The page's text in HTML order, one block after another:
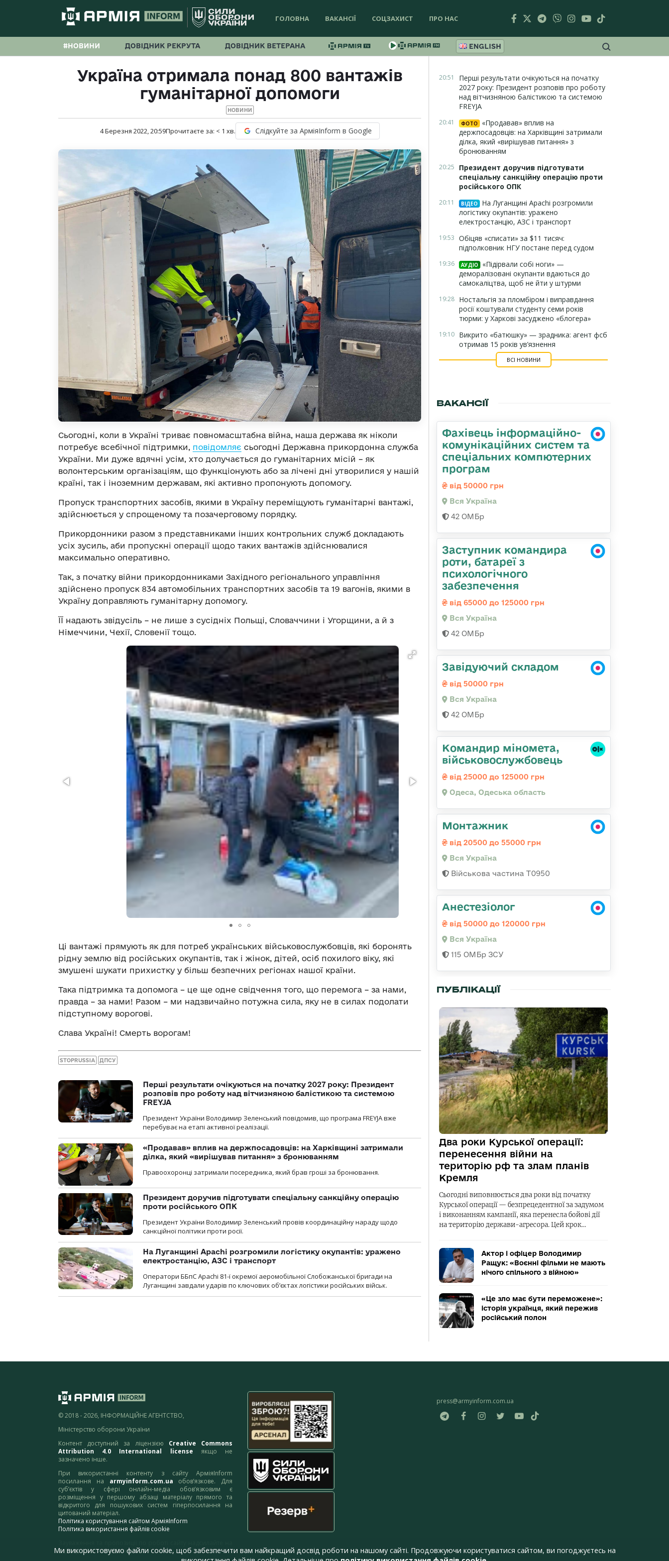
ГОЛОВНА ВАКАНСІЇ СОЦЗАХИСТ ПРО НАС
#НОВИНИ ДОВІДНИК РЕКРУТА ДОВІДНИК ВЕТЕРАНА ENGLISH
Україна отримала понад 800 вантажів
гуманітарної допомоги
НОВИНИ
4 Березня 2022, 20:59Прочитаєте за: < 1 хв. Слідкуйте за АрміяInform в Google
Сьогодні, коли в Україні триває повномасштабна війна, наша держава як ніколи
потребує всебічної підтримки, повідомляє сьогодні Державна прикордонна служба
України. Ми дуже вдячні усім, хто долучається до гуманітарних місій – як
волонтерським організаціям, що функціонують або за лічені дні утворилися у нашій
країні, так і іноземним державам, які активно пропонують допомогу.
Пропуск транспортних засобів, якими в Україну переміщують гуманітарні вантажі,
здійснюється у спрощеному та позачерговому порядку.
Прикордонники разом з представниками інших контрольних служб докладають
усіх зусиль, аби пропускні операції щодо таких вантажів здійснювалися
максимально оперативно.
Так, з початку війни прикордонниками Західного регіонального управління
здійснено пропуск 834 автомобільних транспортних засобів та 19 вагонів, якими в
Україну доправляють гуманітарну допомогу.
ЇЇ надають звідусіль – не лише з сусідніх Польщі, Словаччини і Угорщини, а й з
Німеччини, Чехії, Словенії тощо.
Ці вантажі прямують як для потреб українських військовослужбовців, які боронять
рідну землю від російських окупантів, так і жінок, дітей, осіб похилого віку, які
змушені шукати прихистку у більш безпечних регіонах нашої країни.
Така підтримка та допомога – це ще одне свідчення того, що перемога – за нами,
правда – за нами! Разом – ми надзвичайно потужна сила, яку не в силах подолати
підступному ворогові.
Слава Україні! Смерть ворогам!
STOPRUSSIA ДПСУ
Перші результати очікуються на початку 2027 року: Президент
розповів про роботу над вітчизняною балістикою та системою
FREYJA
Президент України Володимир Зеленський повідомив, що програма FREYJA вже
перебуває на етапі активної реалізації.
«Продавав» вплив на держпосадовців: на Харківщині затримали
ділка, який «вирішував питання» з бронюванням
Правоохоронці затримали посередника, який брав гроші за бронювання.
Президент доручив підготувати спеціальну санкційну операцію
проти російського ОПК
Президент України Володимир Зеленський провів координаційну нараду щодо
санкційної політики проти росії.
На Луганщині Apachi розгромили логістику окупантів: уражено
електростанцію, АЗС і транспорт
Оператори ББпС Apachi 81-ї окремої аеромобільної Слобожанської бригади на
Луганщині завдали ударів по ключових об’єктах логістики російських військ.
20:51
Перші результати очікуються на початку
2027 року: Президент розповів про роботу
над вітчизняною балістикою та системою
FREYJA
20:41 ФОТО
«Продавав» вплив на
держпосадовців: на Харківщині затримали
ділка, який «вирішував питання» з
бронюванням
20:25
Президент доручив підготувати
спеціальну санкційну операцію проти
російського ОПК
20:11 ВІДЕО
На Луганщині Apachi розгромили
логістику окупантів: уражено
електростанцію, АЗС і транспорт
19:53 Обіцяв «списати» за $11 тисяч:
підполковник НГУ постане перед судом
19:36 АУДІО
«Підірвали собі ноги» —
деморалізовані окупанти вдаються до
самокаліцтва, щоб не йти у штурми
19:28 Ностальгія за пломбіром і виправдання
росії коштували студенту семи років
тюрми: у Харкові засуджено «блогера»
19:10 Викрито «батюшку» — зрадника: агент фсб
отримав 15 років ув’язнення
ВСІ НОВИНИ
ВАКАНСІЇ
Фахівець інформаційно-
комунікаційних систем та
спеціальних компютерних
програм
від 50000 грн
Вся Україна
42 ОМБр
Заступник командира
роти, батареї з
психологічного
забезпечення
від 65000 до 125000 грн
Вся Україна
42 ОМБр
Завідуючий складом
від 50000 грн
Вся Україна
42 ОМБр
Командиp міномета,
військовослужбовець
від 25000 до 125000 грн
Одеса, Одеська область
Монтажник
від 20500 до 55000 грн
Вся Україна
Військова частина Т0950
Анестезіолог
від 50000 до 120000 грн
Вся Україна
115 ОМБр ЗСУ
ПУБЛІКАЦІЇ
Два роки Курської операції:
перенесення війни на
територію рф та злам планів
Кремля
Сьогодні виповнюється два роки від початку
Курської операції — безпрецедентної за задумом
і виконанням кампанії, яка перенесла бойові дії
на територію держави-агресора. Цей крок…
Актор і офіцер Володимир
Ращук: «Воєнні фільми не мають
нічого спільного з війною»
«Це зло має бути переможене»:
історія українця, який пережив
російський полон
© 2018 - 2026, ІНФОРМАЦІЙНЕ АГЕНТСТВО,
Міністерство оборони України
Контент доступний за ліцензією Creative Commons
Attribution 4.0 International license якщо не
зазначено інше.
При використанні контенту з сайту АрміяInform
посилання на armyinform.com.ua обов’язкове. Для
суб’єктів у сфері онлайн-медіа обов’язковим є
розміщення у першому абзаці матеріалу прямого та
відкритого для пошукових систем гіперпосилання на
цитований матеріал.
Політика користування сайтом АрміяInform
Політика використання файлів cookie
адресу:webmaster@armyinform.com.ua
press@armyinform.com.ua
Ми використовуємо файли cookie, щоб забезпечити вам найкращий досвід роботи на нашому сайті. Продовжуючи користуватися сайтом, ви погоджуєтесь на